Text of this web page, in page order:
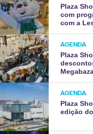
Plaza
com
com a
AGENDA
Plaza
AGENDA
Plaza
edição